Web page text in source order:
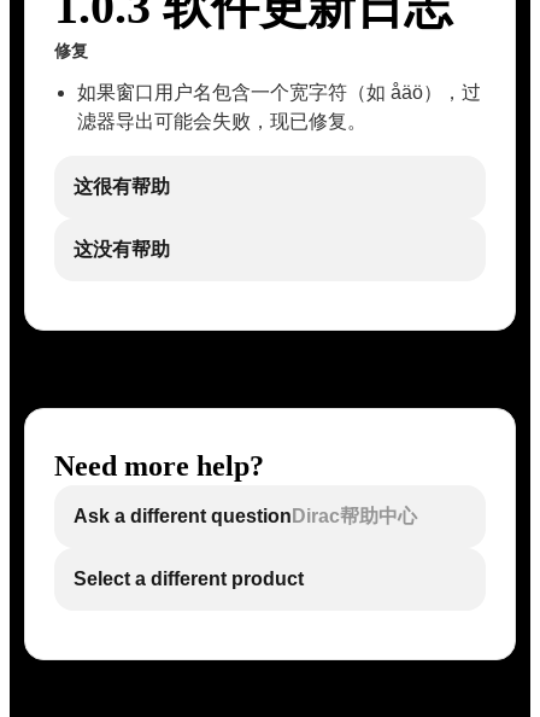
修复
如果窗口用户名包含一个宽字符（如 åäö），过
滤器导出可能会失败，现已修复。
这很有帮助
这没有帮助
Need more help?
Ask a different question Dirac帮助中心
Select a different product